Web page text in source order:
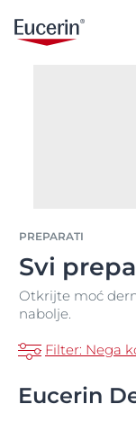
PREPARATI
Svi
Otkrijte moć
nabolje.
Filter: Nega
Eucerin